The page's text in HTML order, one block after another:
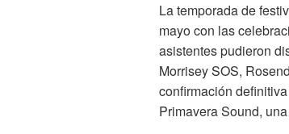
La temporada de
mayo con las
asistentes pudieron
Morrisey SOS,
confirmación
Primavera Sound,